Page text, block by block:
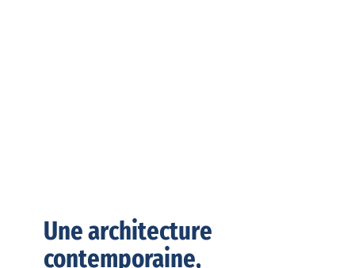
Une architecture
contemporaine,